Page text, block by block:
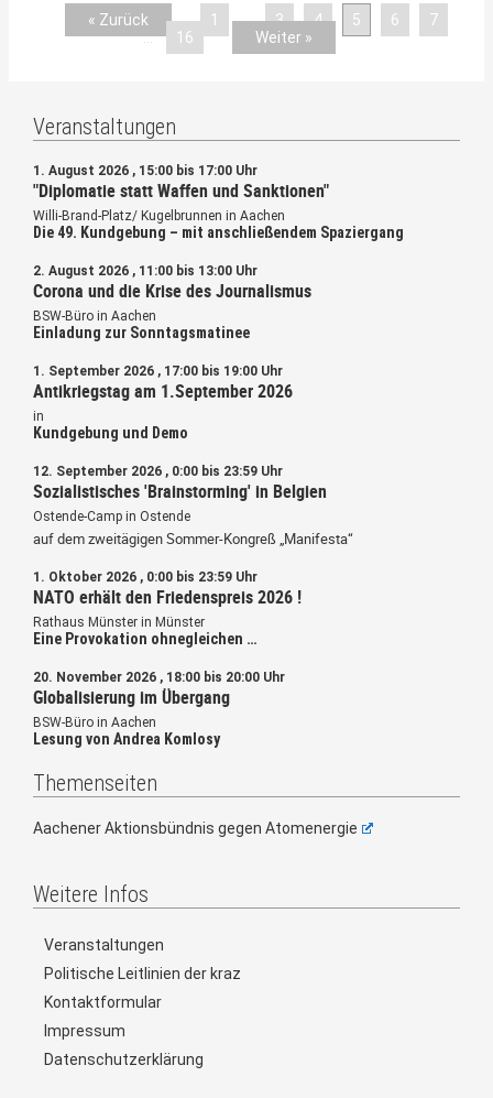
« Zurück 1 … 3 4 5 6
7
…
16 Weiter »
Veranstaltungen
1. August 2026 , 15:00 bis 17:00 Uhr
"Diplomatie statt Waffen und Sanktionen"
Willi-Brand-Platz/ Kugelbrunnen in Aachen
Die 49. Kundgebung – mit anschließendem Spaziergang
2. August 2026 , 11:00 bis 13:00 Uhr
Corona und die Krise des Journalismus
BSW-Büro in Aachen
Einladung zur Sonntagsmatinee
1. September 2026 , 17:00 bis 19:00 Uhr
Antikriegstag am 1.September 2026
in
Kundgebung und Demo
12. September 2026 , 0:00 bis 23:59 Uhr
Sozialistisches 'Brainstorming' in Belgien
Ostende-Camp in Ostende
auf dem zweitägigen Sommer-Kongreß „Manifesta“
1. Oktober 2026 , 0:00 bis 23:59 Uhr
NATO erhält den Friedenspreis 2026 !
Rathaus Münster in Münster
Eine Provokation ohnegleichen …
20. November 2026 , 18:00 bis 20:00 Uhr
Globalisierung im Übergang
BSW-Büro in Aachen
Lesung von Andrea Komlosy
Themenseiten
Aachener Aktionsbündnis gegen Atomenergie
Weitere Infos
Veranstaltungen
Politische Leitlinien der kraz
Kontaktformular
Impressum
Datenschutzerklärung